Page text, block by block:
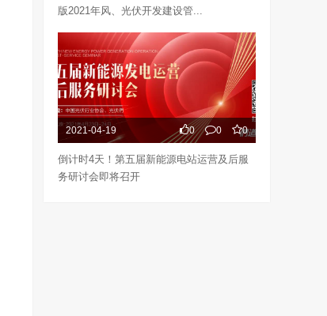
版2021年风、光伏开发建设管...
2021-04-19 0 0 0
倒计时4天！第五届新能源电站运营及后服
务研讨会即将召开